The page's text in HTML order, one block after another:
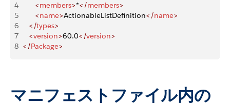
4
      <
members>*</members>
5
      <
name>ActionableListDefinition</name>
6
   </
types>
7
   <
version>60.0</version>
8 </Package>
マニフェストファイル内の